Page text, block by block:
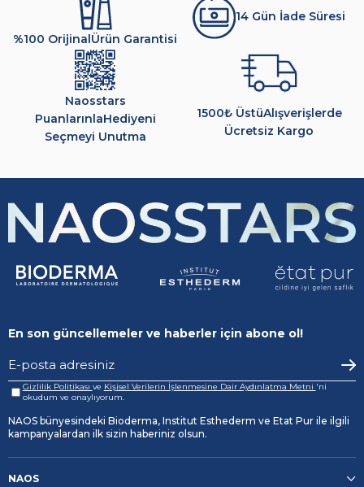
%100 OrijinalÜrün Garantisi
14 Gün İade Süresi
Naosstars
PuanlarınlaHediyeni
Seçmeyi Unutma
1500₺ ÜstüAlışverişlerde
Ücretsiz Kargo
En son güncellemeler ve haberler için abone ol!
Gizlilik Politikası ve Kişisel Verilerin İşlenmesine Dair Aydınlatma Metni 'ni
okudum ve onaylıyorum.
NAOS bünyesindeki Bioderma, Institut Esthederm ve Etat Pur ile ilgili
kampanyalardan ilk sizin haberiniz olsun.
NAOS